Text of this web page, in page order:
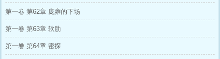
第一卷 第62章 庞雍的下场
第一卷 第63章 软肋
第一卷 第64章 密探